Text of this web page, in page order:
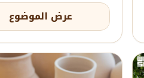
عرض الموضوع